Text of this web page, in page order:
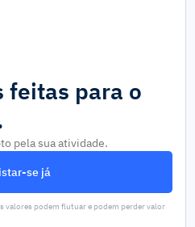
feitas para o
pela sua atividade.
se já
valores podem flutuar e podem perder valor